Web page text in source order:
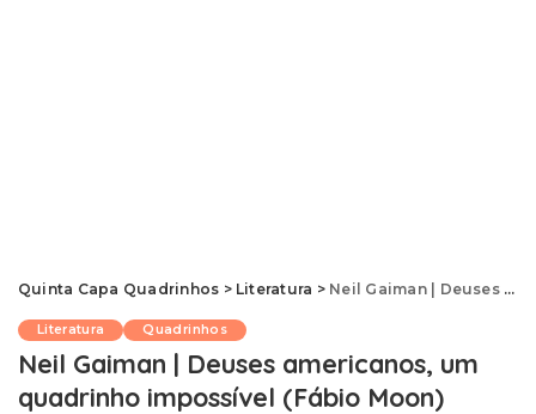
Quinta Capa Quadrinhos > Literatura > Neil Gaiman | Deuses americanos, um quadrinho impossível (Fábio Moon)
Literatura Quadrinhos
Neil Gaiman | Deuses americanos, um
quadrinho impossível (Fábio Moon)